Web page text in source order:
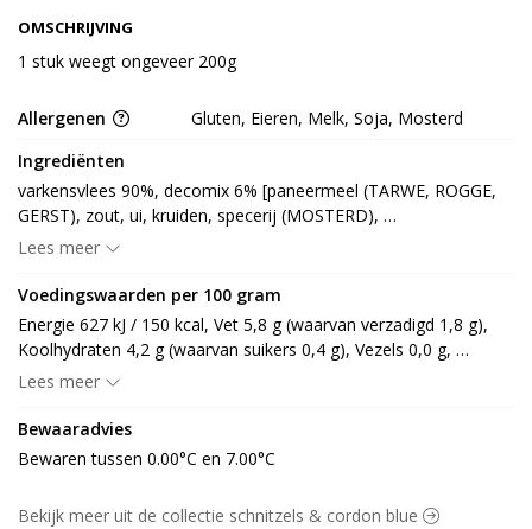
OMSCHRIJVING
1 stuk weegt ongeveer 200g
Allergenen
Gluten, Eieren, Melk, Soja, Mosterd
Ingrediënten
varkensvlees 90%, decomix 6% [paneermeel (TARWE, ROGGE,
GERST), zout, ui, kruiden, specerij (MOSTERD),
smaakversterker: E621, aroma (EI, SOJA)] (GLUTEN), marinade
MELKeiwit, specerij, stabilisator: E450, E451, verdikkingsmiddel:
E412, E415, stremsel, glucosestroop, specerijextract]
Lees meer
Voedingswaarden per 100 gram
Energie 627 kJ / 150 kcal, Vet 5,8 g (waarvan verzadigd 1,8 g),
Koolhydraten 4,2 g (waarvan suikers 0,4 g), Vezels 0,0 g,
Eiwitten 20,2 g, Zout 0,8 g.
Lees meer
Bewaaradvies
Bewaren tussen 0.00°C en 7.00°C
Bekijk meer uit de collectie schnitzels & cordon blue